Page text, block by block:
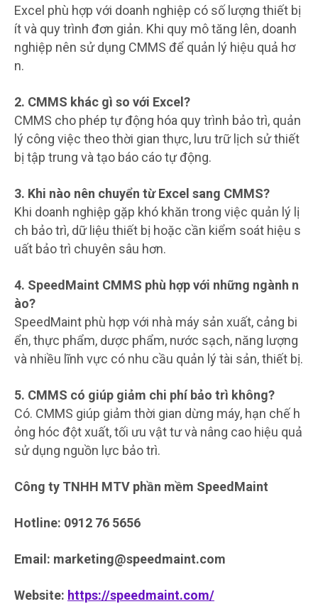
Excel phù hợp với doanh nghiệp có số lượng thiết bị
ít và quy trình đơn giản. Khi quy mô tăng lên, doanh
nghiệp nên sử dụng CMMS để quản lý hiệu quả hơ
n.
2. CMMS khác gì so với Excel?
CMMS cho phép tự động hóa quy trình bảo trì, quản
lý công việc theo thời gian thực, lưu trữ lịch sử thiết
bị tập trung và tạo báo cáo tự động.
3. Khi nào nên chuyển từ Excel sang CMMS?
Khi doanh nghiệp gặp khó khăn trong việc quản lý lị
ch bảo trì, dữ liệu thiết bị hoặc cần kiểm soát hiệu s
uất bảo trì chuyên sâu hơn.
4. SpeedMaint CMMS phù hợp với những ngành n
ào?
SpeedMaint phù hợp với nhà máy sản xuất, cảng bi
ển, thực phẩm, dược phẩm, nước sạch, năng lượng
và nhiều lĩnh vực có nhu cầu quản lý tài sản, thiết bị.
5. CMMS có giúp giảm chi phí bảo trì không?
Có. CMMS giúp giảm thời gian dừng máy, hạn chế h
ỏng hóc đột xuất, tối ưu vật tư và nâng cao hiệu quả
sử dụng nguồn lực bảo trì.
Công ty TNHH MTV phần mềm SpeedMaint
Hotline: 0912 76 5656
Email: marketing@speedmaint.com
Website: https://speedmaint.com/